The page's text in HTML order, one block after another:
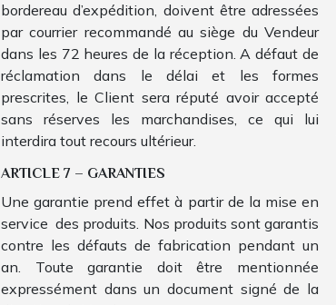
bordereau d’expédition, doivent être adressées
par courrier recommandé au siège du Vendeur
dans les 72 heures de la réception. A défaut de
réclamation dans le délai et les formes
prescrites, le Client sera réputé avoir accepté
sans réserves les marchandises, ce qui lui
interdira tout recours ultérieur.
ARTICLE 7 – GARANTIES
Une garantie prend effet à partir de la mise en
service des produits. Nos produits sont garantis
contre les défauts de fabrication pendant un
an. Toute garantie doit être mentionnée
expressément dans un document signé de la